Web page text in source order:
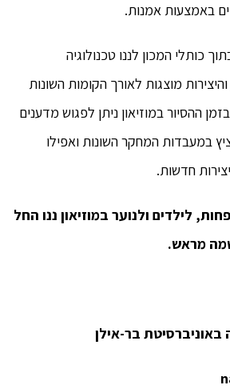
באמצעות אמנות.
כותלי המכון לננו טכנולוגיה
מוצגות לאורך הקומות השונות
ההסיור במוזיאון ניתן לפגוש מדענים
במעבדות המחקר השונות ואפילו
חדשות.
לילדים ולנוער במוזיאון ננו החל
באוניברסיטת בר-אילן